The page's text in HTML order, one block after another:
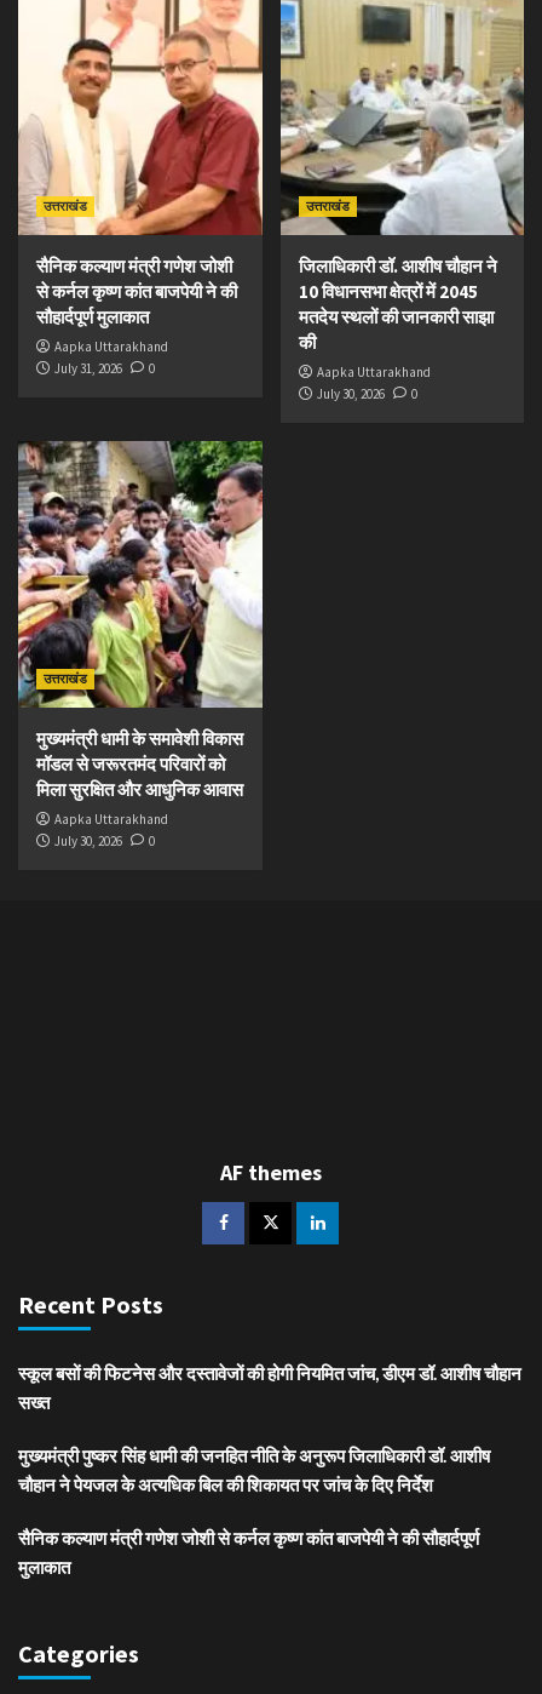
उत्तराखंड
सैनिक कल्याण मंत्री गणेश जोशी
से कर्नल कृष्ण कांत बाजपेयी ने की
सौहार्दपूर्ण मुलाकात
Aapka Uttarakhand
July 31, 2026
0
उत्तराखंड
जिलाधिकारी डॉ. आशीष चौहान ने
10 विधानसभा क्षेत्रों में 2045
मतदेय स्थलों की जानकारी साझा
की
Aapka Uttarakhand
July 30, 2026
0
उत्तराखंड
मुख्यमंत्री धामी के समावेशी विकास
मॉडल से जरूरतमंद परिवारों को
मिला सुरक्षित और आधुनिक आवास
Aapka Uttarakhand
July 30, 2026
0
AF themes
Recent Posts
स्कूल बसों की फिटनेस और दस्तावेजों की होगी नियमित जांच, डीएम डॉ. आशीष चौहान
सख्त
मुख्यमंत्री पुष्कर सिंह धामी की जनहित नीति के अनुरूप जिलाधिकारी डॉ. आशीष
चौहान ने पेयजल के अत्यधिक बिल की शिकायत पर जांच के दिए निर्देश
सैनिक कल्याण मंत्री गणेश जोशी से कर्नल कृष्ण कांत बाजपेयी ने की सौहार्दपूर्ण
मुलाकात
Categories